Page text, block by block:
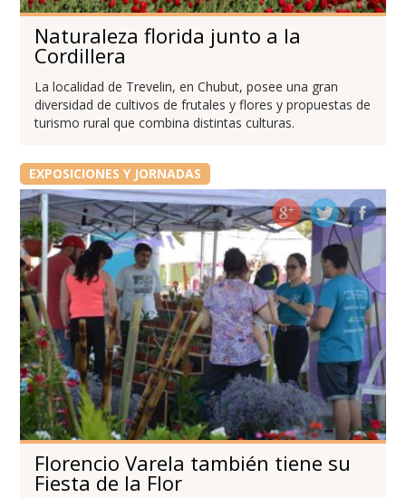
Naturaleza florida junto a la
Cordillera
La localidad de Trevelin, en Chubut, posee una gran
diversidad de cultivos de frutales y flores y propuestas de
turismo rural que combina distintas culturas.
EXPOSICIONES Y JORNADAS
Florencio Varela también tiene su
Fiesta de la Flor